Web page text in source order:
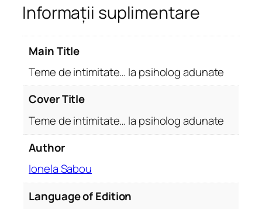
m
e
d
n
t
Informații suplimentare
Main Title
Teme de intimitate… la psiholog adunate
Cover Title
Teme de intimitate… la psiholog adunate
Author
Ionela Sabou
Language of Edition